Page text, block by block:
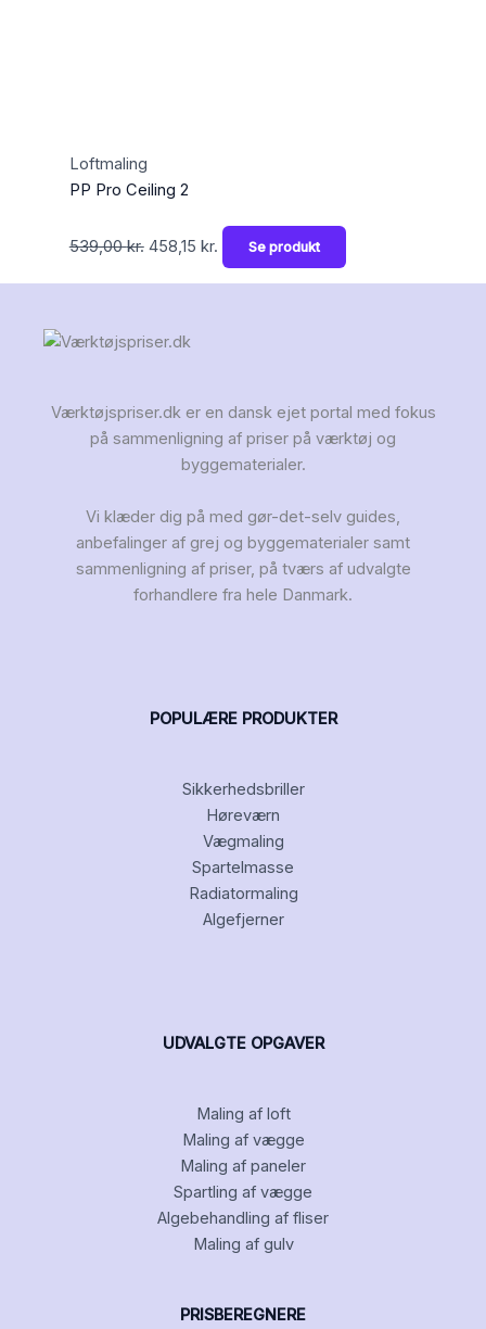
Loftmaling
PP Pro Ceiling 2
539,00kr. 458,15 kr. Se produkt
Værktøjspriser.dk er en dansk ejet portal med fokus
på sammenligning af priser på værktøj og
byggematerialer.
Vi klæder dig på med gør-det-selv guides,
anbefalinger af grej og byggematerialer samt
sammenligning af priser, på tværs af udvalgte
forhandlere fra hele Danmark.
POPULÆRE PRODUKTER
Sikkerhedsbriller
Høreværn
Vægmaling
Spartelmasse
Radiatormaling
Algefjerner
UDVALGTE OPGAVER
Maling af loft
Maling af vægge
Maling af paneler
Spartling af vægge
Algebehandling af fliser
Maling af gulv
PRISBEREGNERE